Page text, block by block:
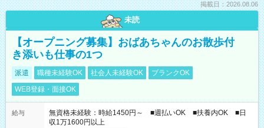
掲載日：2026.08.06
未読
【オープニング募集】おばあちゃんのお散歩付
き添いも仕事の1つ
派遣 職種未経験OK 社会人未経験OK
ブランクOK
WEB登録・面接OK
給与
無資格未経験：時給1450円～ ■週払いOK ■扶養内OK ■日
収1万1600円以上